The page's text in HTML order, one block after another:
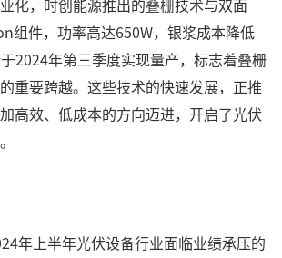
化，时创能源推出的叠栅技术与双面
组件，功率高达650W，银浆成本降低
2024年第三季度实现量产，标志着叠栅
重要跨越。这些技术的快速发展，正推
高效、低成本的方向迈进，开启了光伏
年上半年光伏设备行业面临业绩承压的